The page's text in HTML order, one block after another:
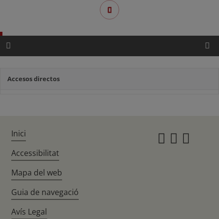
Accesos directos
Inici
Accessibilitat
Mapa del web
Guia de navegació
Avís Legal